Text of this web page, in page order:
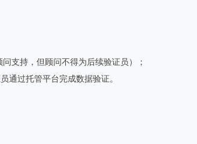
支持，但顾问不得为后续验证员）；
通过托管平台完成数据验证。